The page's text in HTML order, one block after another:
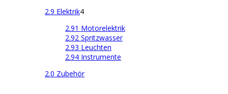
2.9 Elektrik4
2.91 Motorelektrik
2.92 Spritzwasser
2.93 Leuchten
2.94 Instrumente
2.0 Zubehör